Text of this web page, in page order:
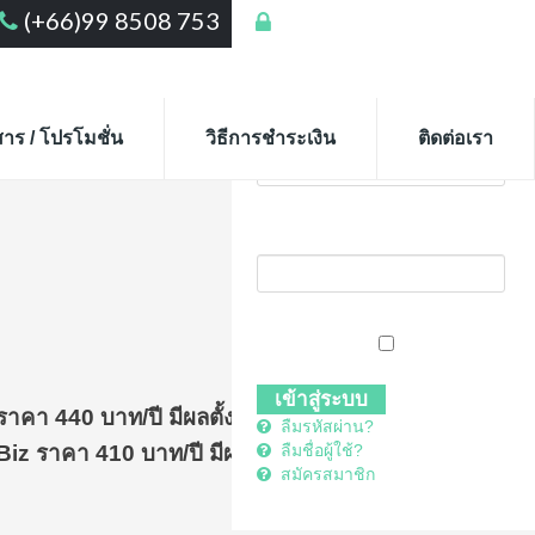
(+66)99 8508 753 เข้าสู่ระบบ
ชื่อสมาชิก
ลืมรหัสผ่าน?
ลืมชื่อผู้ใช้?
สมัครสมาชิก
ร / โปรโมชั่น วิธีการชำระเงิน ติดต่อเรา
คา 440 บาท/ปี มีผลตั้งแต่วันที่ 24 มิถุนายน 2559
ราคา 410 บาท/ปี มีผลตั้งแต่วันที่ 24 มิถุนายน